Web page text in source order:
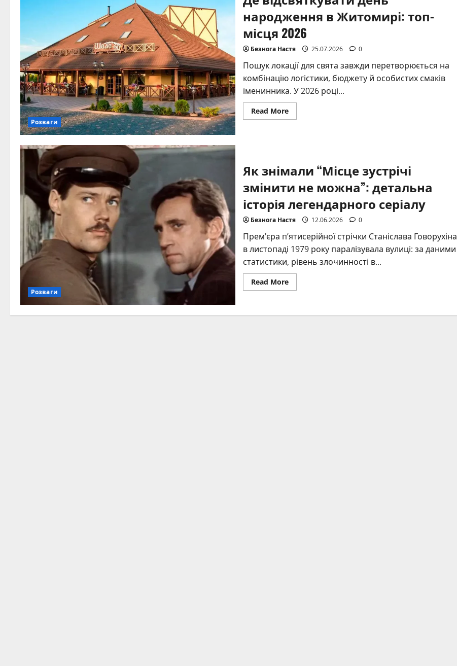
Розваги
народження в Житомирі: топ-
місця 2026
Безнога Настя 25.07.2026 0
Пошук локації для свята завжди перетворюється на
комбінацію логістики, бюджету й особистих смаків
іменинника. У 2026 році...
Read MoreRead
more
Житомирі:
топ-
2026
Розваги
Як знімали “Місце зустрічі
змінити не можна”: детальна
історія легендарного серіалу
Безнога Настя 12.06.2026 0
Прем’єра п’ятисерійної стрічки Станіслава Говорухіна
в листопаді 1979 року паралізувала вулиці: за даними
статистики, рівень злочинності в...
Read MoreRead
more
“Місце